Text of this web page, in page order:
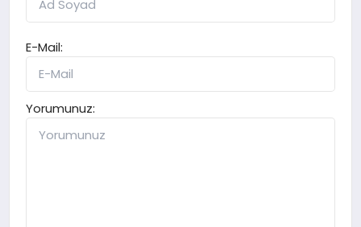
E-Mail:
Yorumunuz: